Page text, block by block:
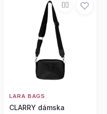
LARA BAGS
CLARRY dámska